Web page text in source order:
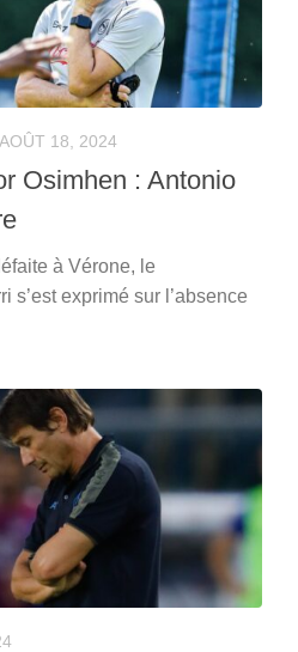
AOÛT 18, 2024
Osimhen : Antonio
à Vérone, le
s’est exprimé sur l’absence